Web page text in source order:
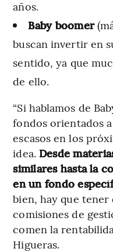
años.
Baby boomer
buscan invertir en
sentido, ya que
de ello.
“Si hablamos de
fondos orientados
escasos en los
idea. Desde
similares hasta la
en un fondo
bien, hay que
comisiones de
comen la
Higueras.